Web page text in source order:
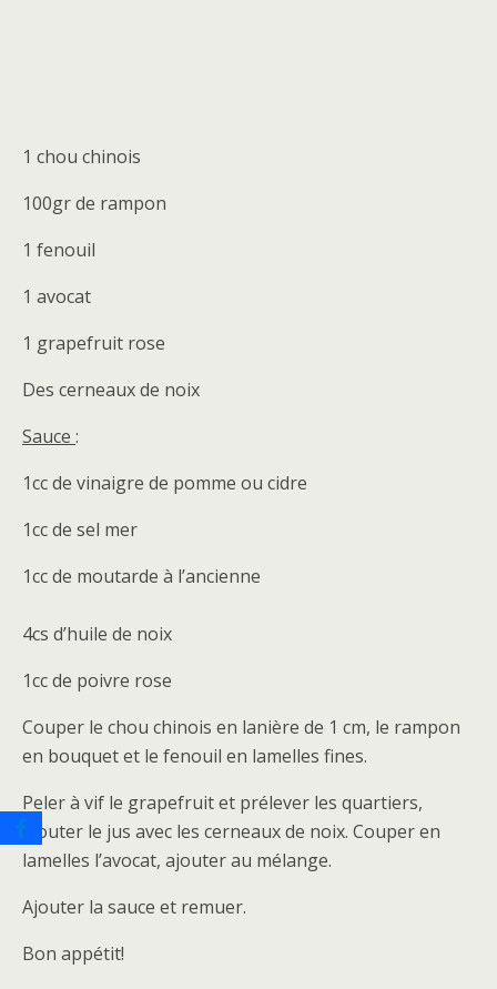
1 chou chinois
100gr de rampon
1 fenouil
1 avocat
1 grapefruit rose
Des cerneaux de noix
Sauce :
1cc de vinaigre de pomme ou cidre
1cc de sel mer
1cc de moutarde à l’ancienne
4cs d’huile de noix
1cc de poivre rose
Couper le chou chinois en lanière de 1 cm, le rampon
en bouquet et le fenouil en lamelles fines.
Peler à vif le grapefruit et prélever les quartiers,
ajouter le jus avec les cerneaux de noix. Couper en
lamelles l’avocat, ajouter au mélange.
Ajouter la sauce et remuer.
Bon appétit!